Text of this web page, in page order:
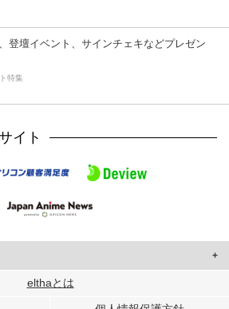
登壇イベント、サインチェキなどプレゼン
特集
イト
して、ユーザーに合わせたコンテンツや広告の
elthaとは